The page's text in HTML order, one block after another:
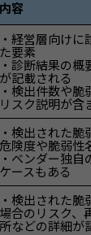
内容
・経営層向け
た要素
・診断結果の
が記載される
・検出件数や
リスク説明が含
・検出された脆
危険度や脆弱性
・ベンダー独
ケースもある
・検出された
場合のリスク、
所などの詳細が